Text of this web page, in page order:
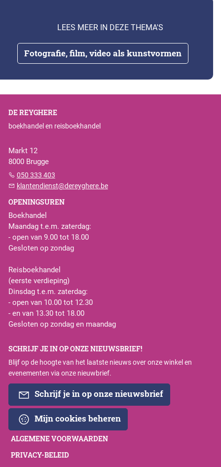
Fotografie, film, video als kunstvormen
LEES MEER IN DEZE THEMA'S
DE REYGHERE
boekhandel en reisboekhandel
Markt 12
8000 Brugge
050 333 403
klantendienst@dereyghere.be
OPENINGSUREN
Boekhandel
Maandag t.e.m. zaterdag:
- open van 9.00 tot 18.00
Gesloten op zondag
Reisboekhandel
(eerste verdieping)
Dinsdag t.e.m. zaterdag:
- open van 10.00 tot 12.30
- en van 13.30 tot 18.00
Gesloten op zondag en maandag
SCHRIJF JE IN OP ONZE NIEUWSBRIEF!
Blijf op de hoogte van het laatste nieuws over onze winkel en
evenementen via onze nieuwbrief.
Schrijf je in op onze nieuwsbrief
Mijn cookies beheren
ALGEMENE VOORWAARDEN
PRIVACY-BELEID